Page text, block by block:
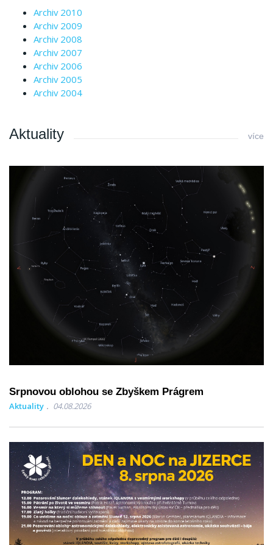
Archiv 2010
Archiv 2009
Archiv 2008
Archiv 2007
Archiv 2006
Archiv 2005
Archiv 2004
Aktuality více
Srpnovou oblohou se Zbyškem Prágrem
Aktuality 04.08.2026